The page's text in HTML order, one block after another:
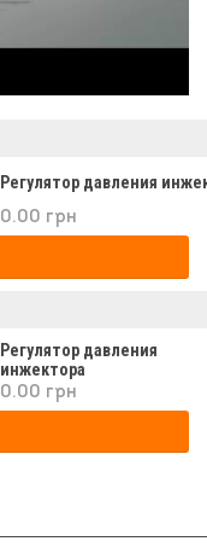
Регулятор давления
0.00 грн
Регулятор давления
инжектора
0.00 грн